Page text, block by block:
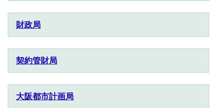
財政局
契約管財局
大阪都市計画局